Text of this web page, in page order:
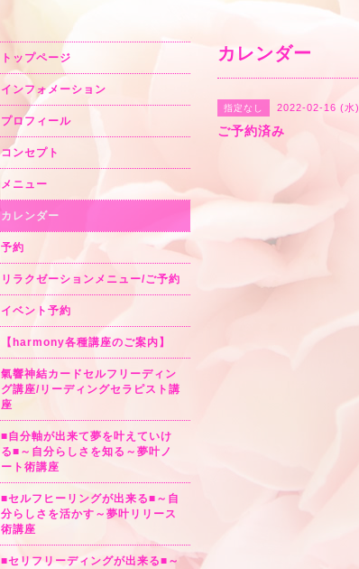
カレンダー
指定なし 2022-02-16 (水)
ご予約済み
トップページ
インフォメーション
プロフィール
コンセプト
メニュー
カレンダー
予約
リラクゼーションメニュー/ご予約
イベント予約
【harmony各種講座のご案内】
氣響神結カードセルフリーディン
グ講座/リーディングセラピスト講
座
■自分軸が出来て夢を叶えていけ
る■～自分らしさを知る～夢叶ノ
ート術講座
■セルフヒーリングが出来る■～自
分らしさを活かす～夢叶リリース
術講座
■セリフリーディングが出来る■～